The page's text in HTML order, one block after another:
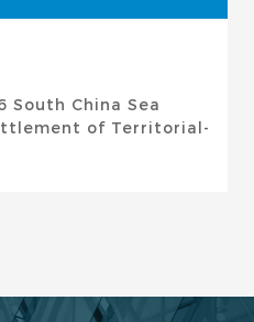
South China Sea
of Territorial-